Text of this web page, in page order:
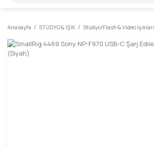
Anasayfa STÜDYO & IŞIK Stüdyo/Flash & Video Işıkları